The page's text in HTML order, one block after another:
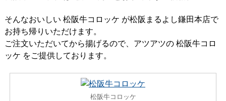
そんなおいしい 松阪牛コロッケ が松阪まるよし鎌田本店で
お持ち帰りいただけます。
ご注文いただいてから揚げるので、アツアツの 松阪牛コロ
ッケ をご提供しております。
松阪牛コロッケ